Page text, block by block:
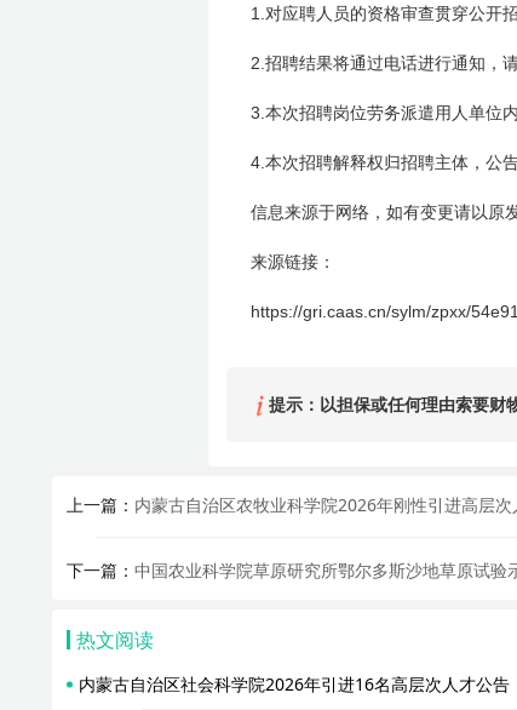
1. 对应聘人员的资格审查贯穿公开
2. 招聘结果将通过电话进行通知，
3. 本次招聘岗位劳务派遣用人单位
4. 本次招聘解释权归招聘主体，公
信息来源于网络，如有变更请以原
来源链接：
https://gri.caas.cn/sylm/zpxx/54e
提示：以担保或任何理由索要财
上一篇： 内蒙古自治区农牧业科学院2026年刚性引进高层
下一篇：中国农业科学院草原研究所鄂尔多斯沙地草原试
热文阅读
内蒙古自治区社会科学院2026年引进16名高层次人才公告